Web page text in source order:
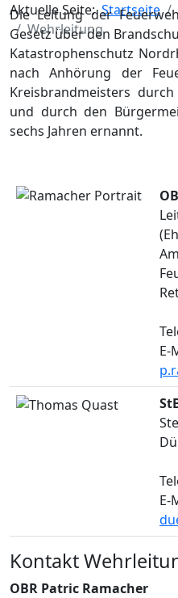
Aktuelle Seite:Startseite
Wehrleitung
Die Leitung der
Gesetz über den
Katastrophenschutz
nach Anhörung der
Kreisbrandmeisters
und durch den
sechs Jahren ernannt.
E-
Kontakt
OBR Patric Ramacher